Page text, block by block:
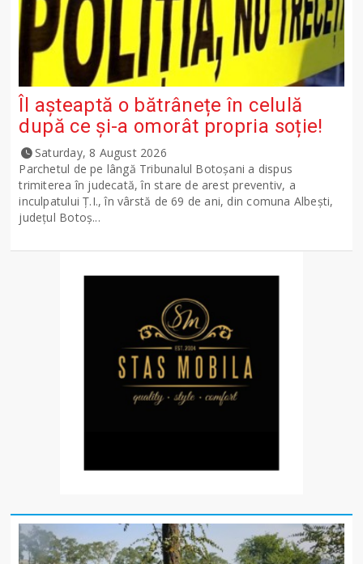
Îl așteaptă o bătrânețe în celulă
după ce și-a omorât propria soție!
Saturday, 8 August 2026
Parchetul de pe lângă Tribunalul Botoşani a dispus
trimiterea în judecată, în stare de arest preventiv, a
inculpatului Ț.I., în vârstă de 69 de ani, din comuna Albești,
județul Botoș...